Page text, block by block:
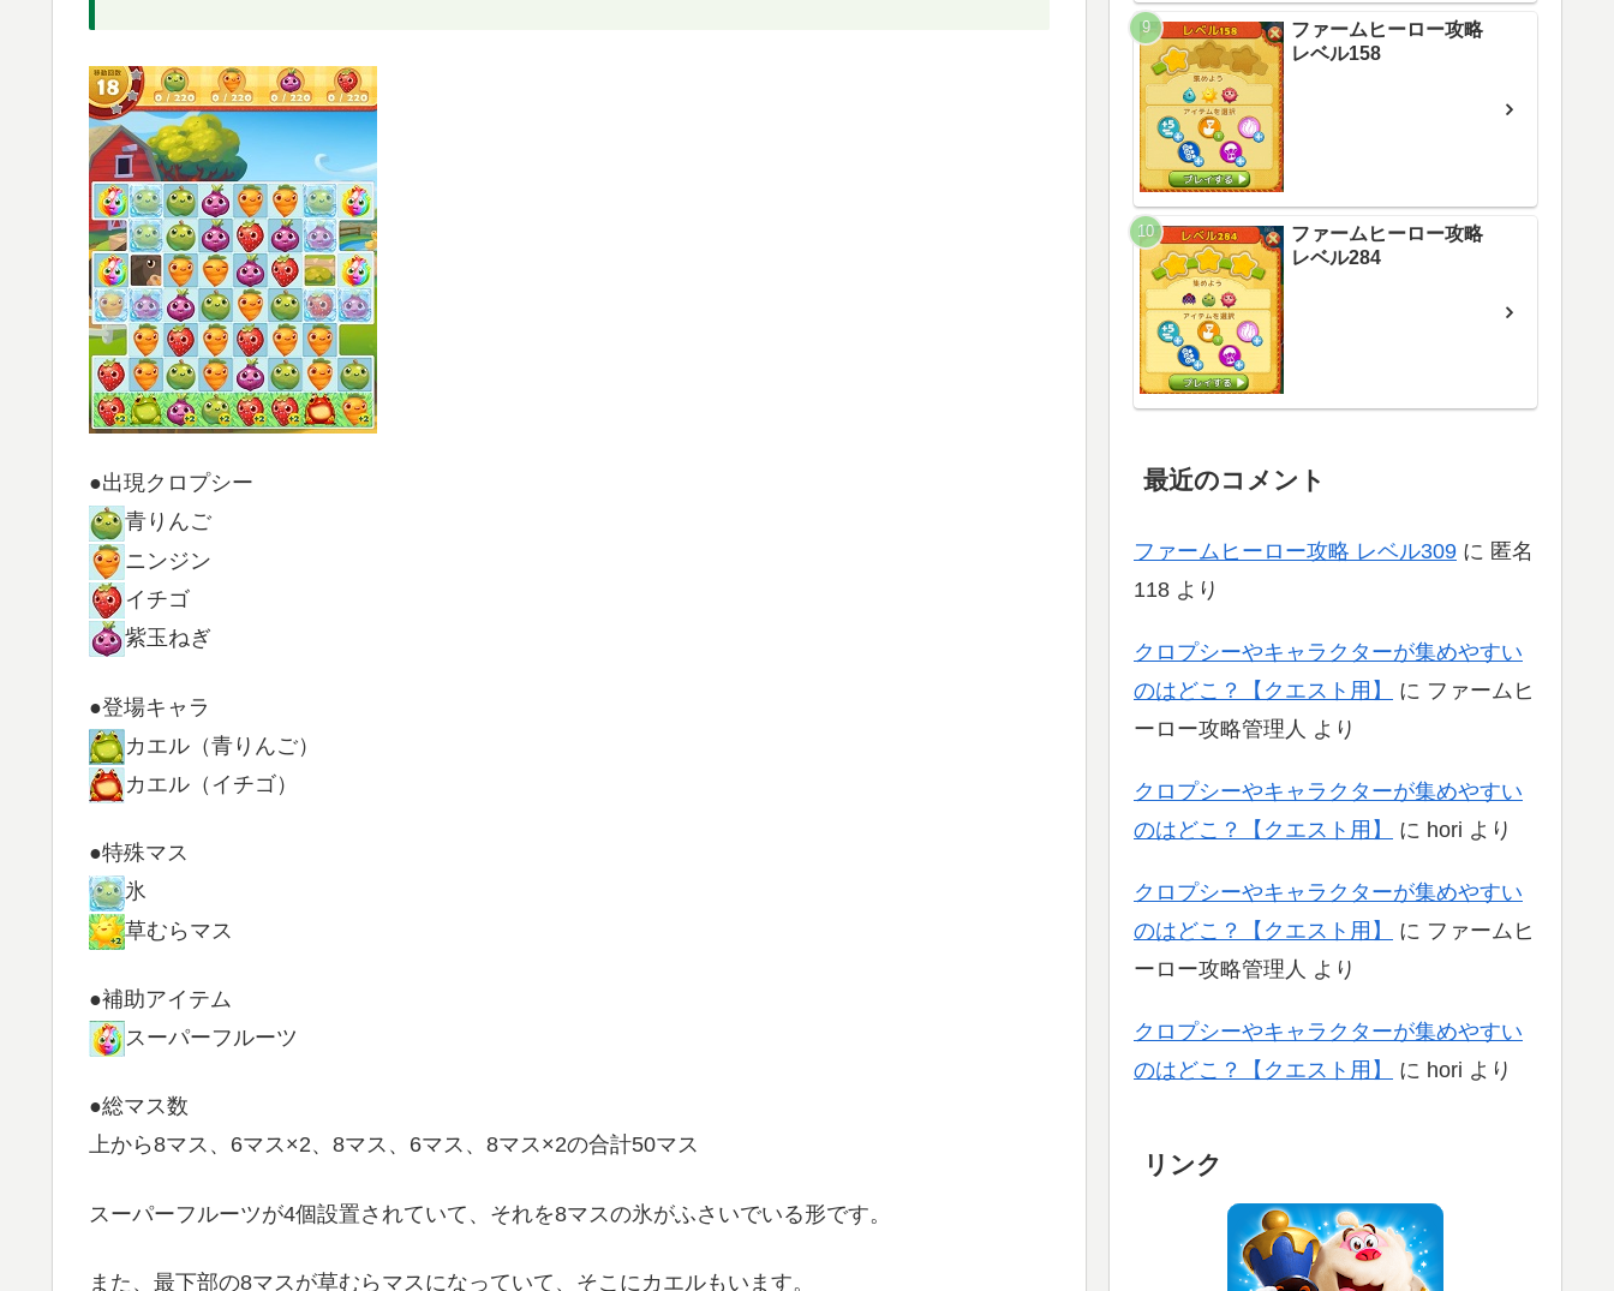
●出現クロプシー
青りんご
ニンジン
イチゴ
紫玉ねぎ
●登場キャラ
カエル（青りんご）
カエル（イチゴ）
●特殊マス
氷
草むらマス
●補助アイテム
スーパーフルーツ
●総マス数
上から8マス、6マス×2、8マス、6マス、8マス×2の合計50マス
スーパーフルーツが4個設置されていて、それを8マスの氷がふさいでいる形です。
また、最下部の8マスが草むらマスになっていて、そこにカエルもいます。
ファームヒーロー攻略
レベル158
ファームヒーロー攻略
レベル284
最近のコメント
ファームヒーロー攻略 レベル309 に 匿名
118 より
クロプシーやキャラクターが集めやすい
のはどこ？【クエスト用】
に ファームヒ
ーロー攻略管理人 より
クロプシーやキャラクターが集めやすい
のはどこ？【クエスト用】
に hori より
クロプシーやキャラクターが集めやすい
のはどこ？【クエスト用】
に ファームヒ
ーロー攻略管理人 より
クロプシーやキャラクターが集めやすい
のはどこ？【クエスト用】
に hori より
リンク